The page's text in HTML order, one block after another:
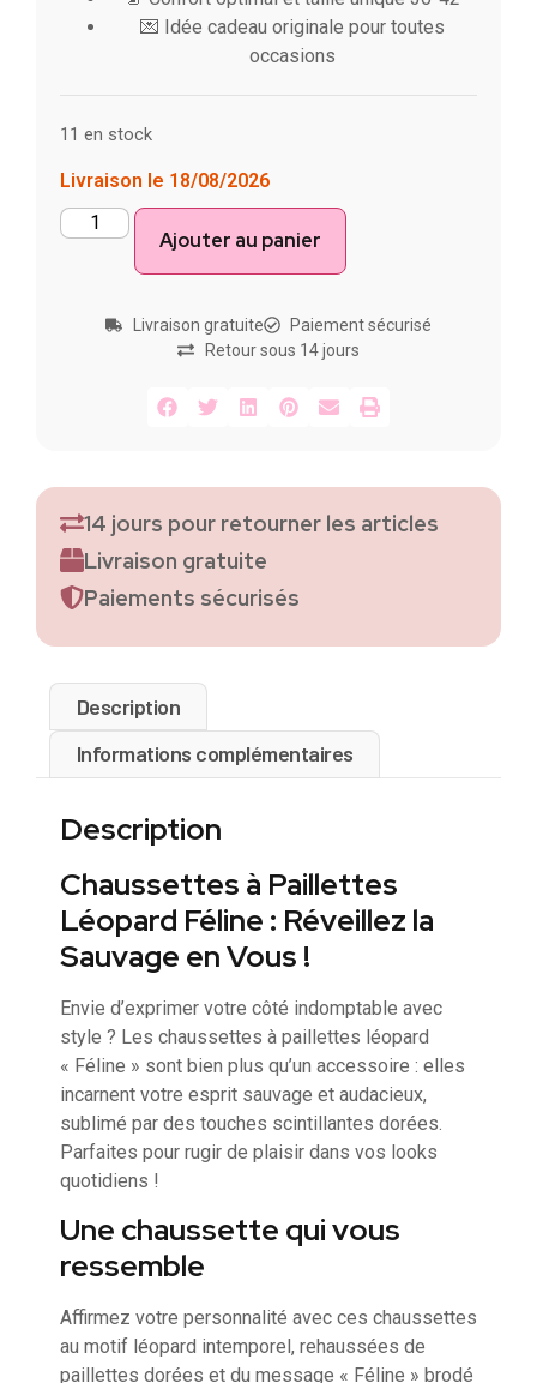
💌 Idée cadeau originale pour toutes
occasions
11 en stock
Livraison le 18/08/2026
Ajouter au panier
Livraison gratuite
Paiement sécurisé
Retour sous 14 jours
14 jours pour retourner les articles
Livraison gratuite
Paiements sécurisés
Description
Informations complémentaires
Description
Chaussettes à Paillettes
Léopard Féline : Réveillez la
Sauvage en Vous !
Envie d’exprimer votre côté indomptable avec
style ? Les chaussettes à paillettes léopard
« Féline » sont bien plus qu’un accessoire : elles
incarnent votre esprit sauvage et audacieux,
sublimé par des touches scintillantes dorées.
Parfaites pour rugir de plaisir dans vos looks
quotidiens !
Une chaussette qui vous
ressemble
Affirmez votre personnalité avec ces chaussettes
au motif léopard intemporel, rehaussées de
paillettes dorées et du message « Féline » brodé